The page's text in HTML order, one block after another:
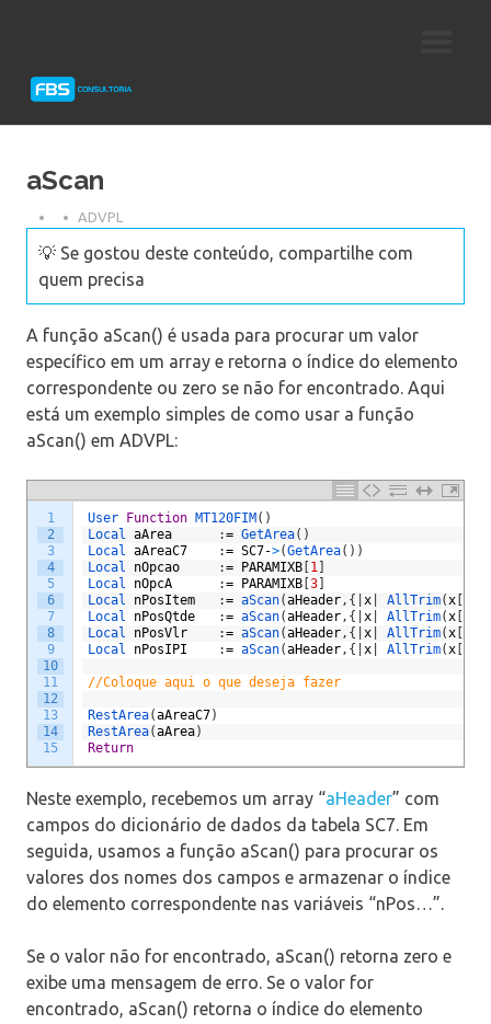
Protheus
aScan
ADVPL
💡 Se gostou deste conteúdo, compartilhe com
quem precisa
A função aScan() é usada para procurar um valor
específico em um array e retorna o índice do elemento
correspondente ou zero se não for encontrado. Aqui
está um exemplo simples de como usar a função
aScan() em ADVPL:
1
2
3
4
5
6
7
8
9
10
11
12
13
14
15
User Function MT120FIM ( )
Local aArea := GetArea( )
Local aAreaC7 := SC7->(GetArea( ) )
Local nOpcao := PARAMIXB 1
Local nOpcA := PARAMIXB 3
Local nPosItem := aScan(aHeader, { x AllTrim(x
Local nPosQtde := aScan(aHeader, { x AllTrim(x
Local nPosVlr := aScan(aHeader, { x AllTrim(x
Local nPosIPI := aScan(aHeader, { x AllTrim(x
//Coloque aqui o que deseja fazer
RestArea(aAreaC7)
RestArea(aArea)
Return
Neste exemplo, recebemos um array “aHeader” com
campos do dicionário de dados da tabela SC7. Em
seguida, usamos a função aScan() para procurar os
valores dos nomes dos campos e armazenar o índice
do elemento correspondente nas variáveis “nPos…”.
Se o valor não for encontrado, aScan() retorna zero e
exibe uma mensagem de erro. Se o valor for
encontrado, aScan() retorna o índice do elemento